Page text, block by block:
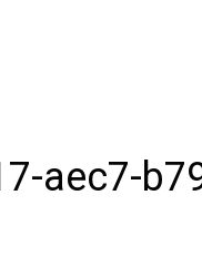
aec7-